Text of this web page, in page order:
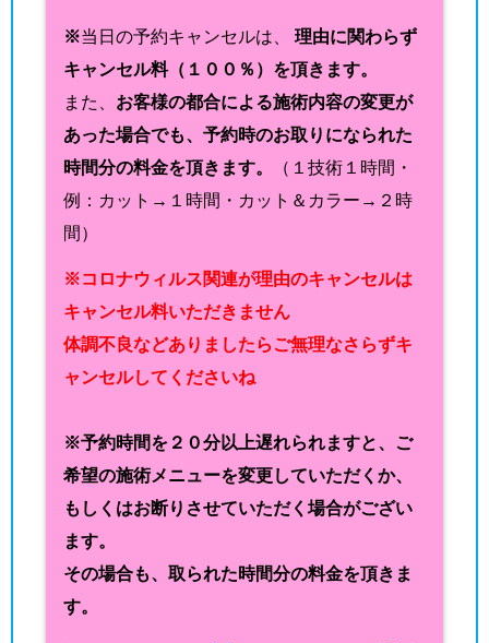
※当日の予約キャンセルは、 理由に関わらず
キャンセル料（１００％）を頂きます。
また、 お客様の都合による施術内容の変更が
あった場合でも、予約時のお取りになられた
時間分の料金を頂きます。
（１技術１時間・
例：カット→１時間・カット＆カラー→２時
間）
※コロナウィルス関連が理由のキャンセルは
キャンセル料いただきません
体調不良などありましたらご無理なさらずキ
ャンセルしてくださいね
※予約時間を２０分以上遅れられますと、ご
希望の施術メニューを変更していただくか、
もしくはお断りさせていただく場合がござい
ます。
その場合も、取られた時間分の料金を頂きま
す。